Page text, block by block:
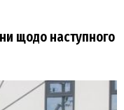
щодо наступного